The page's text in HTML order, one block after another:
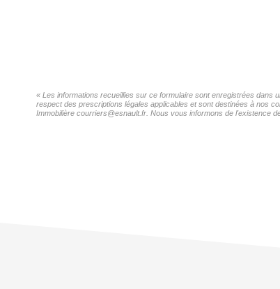
« Les informations recueillies sur ce formulaire sont enregistrées dans
respect des prescriptions légales applicables et sont destinées à nos
Immobilière courriers@esnault.fr. Nous vous informons de l'existence